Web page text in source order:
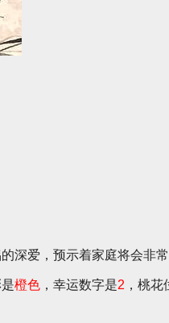
深爱，预示着家庭将会非常
橙色 ，幸运数字是2 ，桃花